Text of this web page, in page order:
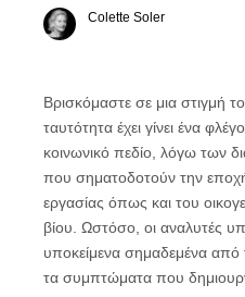
Colette Soler
Βρισκόμαστε σε μια στιγμή
ταυτότητα έχει γίνει ένα
κοινωνικό πεδίο, λόγω των
που σηματοδοτούν την
εργασίας όπως και του
βίου. Ωστόσο, οι αναλυτές
υποκείμενα σημαδεμένα από
τα συμπτώματα που